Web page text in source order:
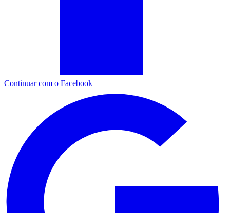
Continuar com o Facebook